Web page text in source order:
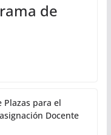
de
Plazas para el
Docente